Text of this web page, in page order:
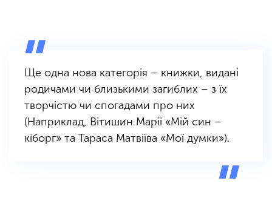
Ще одна нова категорія – книжки, видані
родичами чи близькими загиблих – з їх
творчістю чи спогадами про них
(Наприклад, Вітишин Марії «Мій син –
кіборг» та Тараса Матвіїва «Мої думки»).